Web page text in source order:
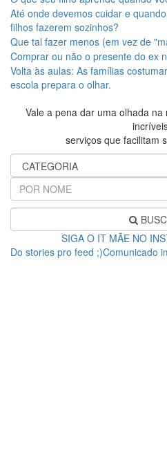
Até onde devemos cuidar e
filhos fazerem sozinhos?
Que tal fazer menos (em vez de
Comprar ou não o presente do ex
Volta às aulas: As famílias
escola prepara o olhar.
Vale a pena dar uma olhada
serviços que facilitam
SIGA O IT MÃE NO
Do stories pro feed ;)Comunicado